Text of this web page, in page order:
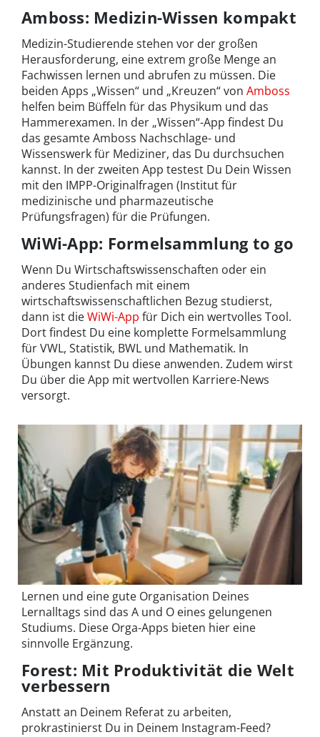
Amboss: Medizin-Wissen kompakt
Medizin-Studierende stehen vor der großen
Herausforderung, eine extrem große Menge an
Fachwissen lernen und abrufen zu müssen. Die
beiden Apps „Wissen“ und „Kreuzen“ von Amboss
helfen beim Büffeln für das Physikum und das
Hammerexamen. In der „Wissen“-App findest Du
das gesamte Amboss Nachschlage- und
Wissenswerk für Mediziner, das Du durchsuchen
kannst. In der zweiten App testest Du Dein Wissen
mit den IMPP-Originalfragen (Institut für
medizinische und pharmazeutische
Prüfungsfragen) für die Prüfungen.
WiWi-App: Formelsammlung to go
Wenn Du Wirtschaftswissenschaften oder ein
anderes Studienfach mit einem
wirtschaftswissenschaftlichen Bezug studierst,
dann ist dieWiWi-App für Dich ein wertvolles Tool.
Dort findest Du eine komplette Formelsammlung
für VWL, Statistik, BWL und Mathematik. In
Übungen kannst Du diese anwenden. Zudem wirst
Du über die App mit wertvollen Karriere-News
versorgt.
Lernen und eine gute Organisation Deines
Lernalltags sind das A und O eines gelungenen
Studiums. Diese Orga-Apps bieten hier eine
sinnvolle Ergänzung.
Forest: Mit Produktivität die Welt
verbessern
Anstatt an Deinem Referat zu arbeiten,
prokrastinierst Du in Deinem Instagram-Feed?